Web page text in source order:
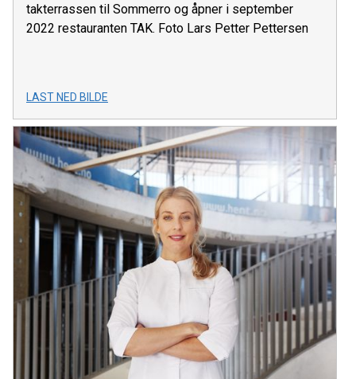
takterrassen til Sommerro og åpner i september
2022 restauranten TAK. Foto Lars Petter Pettersen
LAST NED BILDE